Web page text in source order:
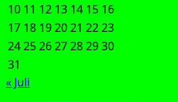
10 11 12 13 14 15 16
17 18 192021 2223
24252627282930
31
« Juli